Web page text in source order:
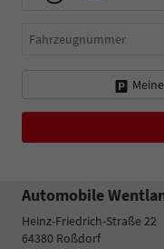
Fahrzeugnummer
Automobile
Heinz-Friedrich-Straße 22
64380 Roßdorf